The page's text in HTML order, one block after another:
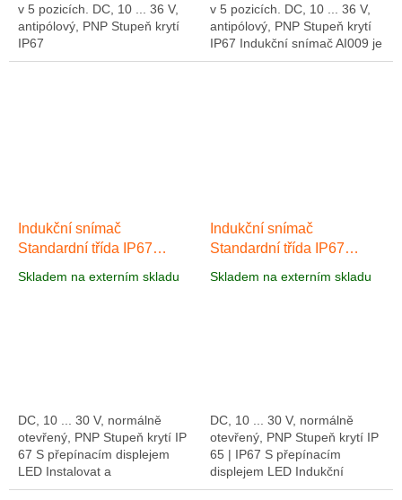
v 5 pozicích. DC, 10 ... 36 V,
antipólový, PNP Stupeň krytí
IP67
v 5 pozicích. DC, 10 ... 36 V,
antipólový, PNP Stupeň krytí
IP67 Indukční snímač AI009 je
antikvalitní (volitelně NC a NO)
Indukční snímač
Standardní třída IP67
Skladem na externím skladu
DC, 10 ... 30 V, normálně
otevřený, PNP Stupeň krytí IP
67 S přepínacím displejem
LED Instalovat a
zapomenout! Nejvyšší kvalita
Indukční snímač
Standardní třída IP67
Skladem na externím skladu
DC, 10 ... 30 V, normálně
otevřený, PNP Stupeň krytí IP
65 | IP67 S přepínacím
displejem LED Indukční
snímač AI034 ze standardní